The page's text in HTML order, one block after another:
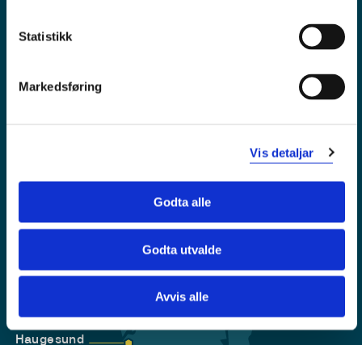
Statistikk
Markedsføring
Vis detaljar
Godta alle
Godta utvalde
Avvis alle
Sogndal
Stord
Haugesund